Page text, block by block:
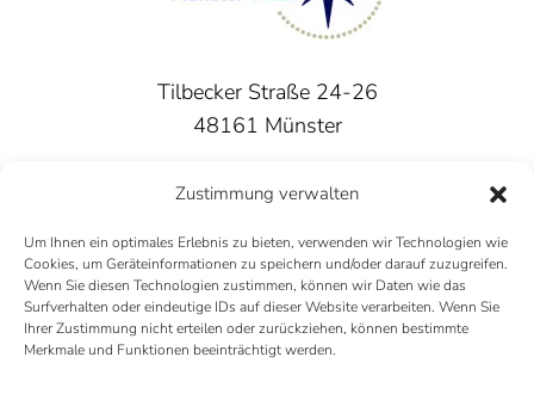
Zustimmung verwalten
Um Ihnen ein optimales Erlebnis zu bieten, verwenden wir Technologien wie
Cookies, um Geräteinformationen zu speichern und/oder darauf zuzugreifen.
Wenn Sie diesen Technologien zustimmen, können wir Daten wie das
Surfverhalten oder eindeutige IDs auf dieser Website verarbeiten. Wenn Sie
Ihrer Zustimmung nicht erteilen oder zurückziehen, können bestimmte
Merkmale und Funktionen beeinträchtigt werden.
Tilbecker Straße 24-26
48161 Münster
Tel.: 0251 - 98 62 32 50
Instagram